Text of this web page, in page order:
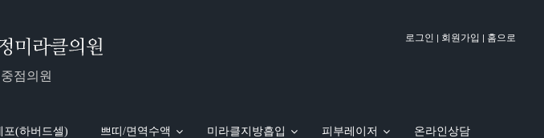
점의원
로그인 | 회원가입 | 홈으로
포(하버드셀) 쁘띠/면역수액 미라클지방흡입 피부레이저 온라인상담